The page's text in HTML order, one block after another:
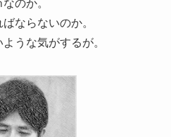
のか。
ならないのか。
うな気がするが。